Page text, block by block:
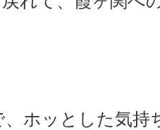
ホッとした気持